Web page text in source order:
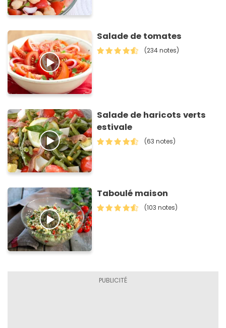
Salade de tomates
(234 notes)
Salade de haricots verts
estivale
(63 notes)
Taboulé maison
(103 notes)